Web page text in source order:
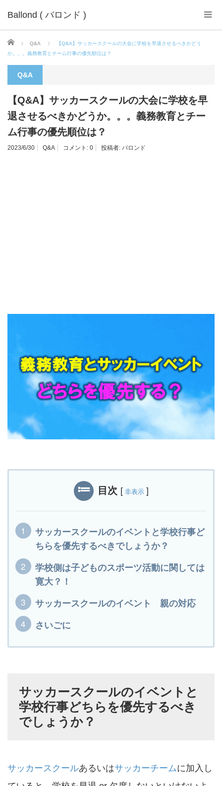
Ballond ( バロンド )
ホーム Q&A
【Q&A】サッカースクールの大会に学校を早退させるべきかどう
か。。。義務教育とチーム行事の優先順位は？
Q&A
【Q&A】サッカースクールの大会に学校を早
退させるべきかどうか。。。義務教育とチー
ム行事の優先順位は？
2023/6/30 Q&A コメント: 0 投稿者: バロンド
目次 [ 非表示 ]
サッカースクールのイベントと学校行事ど
ちらを優先するべきでしょうか？
学校側は子どものスポーツ活動に関しては
寛大？！
サッカースクールのイベント 親の対応
さいごに
サッカースクールのイベントと
学校行事どちらを優先するべき
でしょうか？
サッカースクールあるいはサッカーチームに加入し